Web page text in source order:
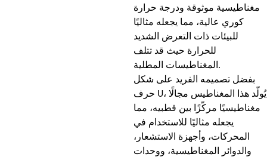
مغناطيسية موثوقة ودرجة حرارة
كوري عالية، مما يجعله مثاليًا
للبيئات ذات التعرض الشديد
للحرارة حيث قد تتلف
المغناطيسات المطلية.
بفضل تصميمه الفريد على شكل
حرف U، يُولّد هذا المغناطيس مجالًا
مغناطيسيًا مركّزًا بين قطبيه، مما
يجعله مثاليًا للاستخدام في
المحركات، وأجهزة الاستشعار،
والدوائر المغناطيسية، ووحدات